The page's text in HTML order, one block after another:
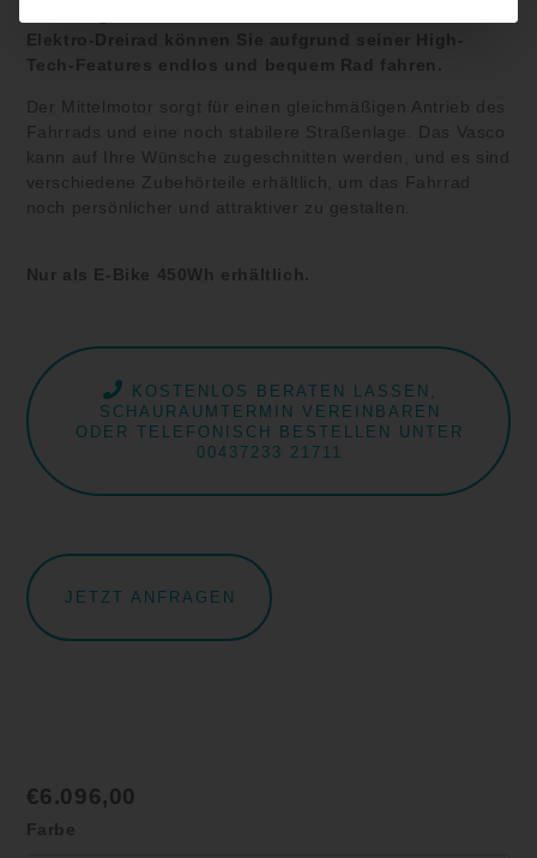
Elektro-Dreirad können Sie aufgrund seiner High-
Tech-Features endlos und bequem Rad fahren.
Der Mittelmotor sorgt für einen gleichmäßigen Antrieb des
Fahrrads und eine noch stabilere Straßenlage. Das Vasco
kann auf Ihre Wünsche zugeschnitten werden, und es sind
verschiedene Zubehörteile erhältlich, um das Fahrrad
noch persönlicher und attraktiver zu gestalten.
Nur als E-Bike 450Wh erhältlich.
KOSTENLOS BERATEN LASSEN,
SCHAURAUMTERMIN VEREINBAREN
ODER TELEFONISCH BESTELLEN UNTER
00437233 21711
JETZT ANFRAGEN
€6.096,00
Farbe